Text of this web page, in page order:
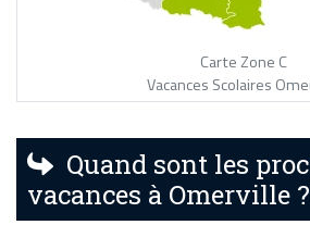
Carte Zone C
Vacances Scolaires
Quand sont les
vacances à Omerville ?